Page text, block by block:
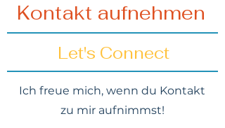
Kontakt aufnehmen
Let's Connect
Ich freue mich, wenn du Kontakt
zu mir aufnimmst!